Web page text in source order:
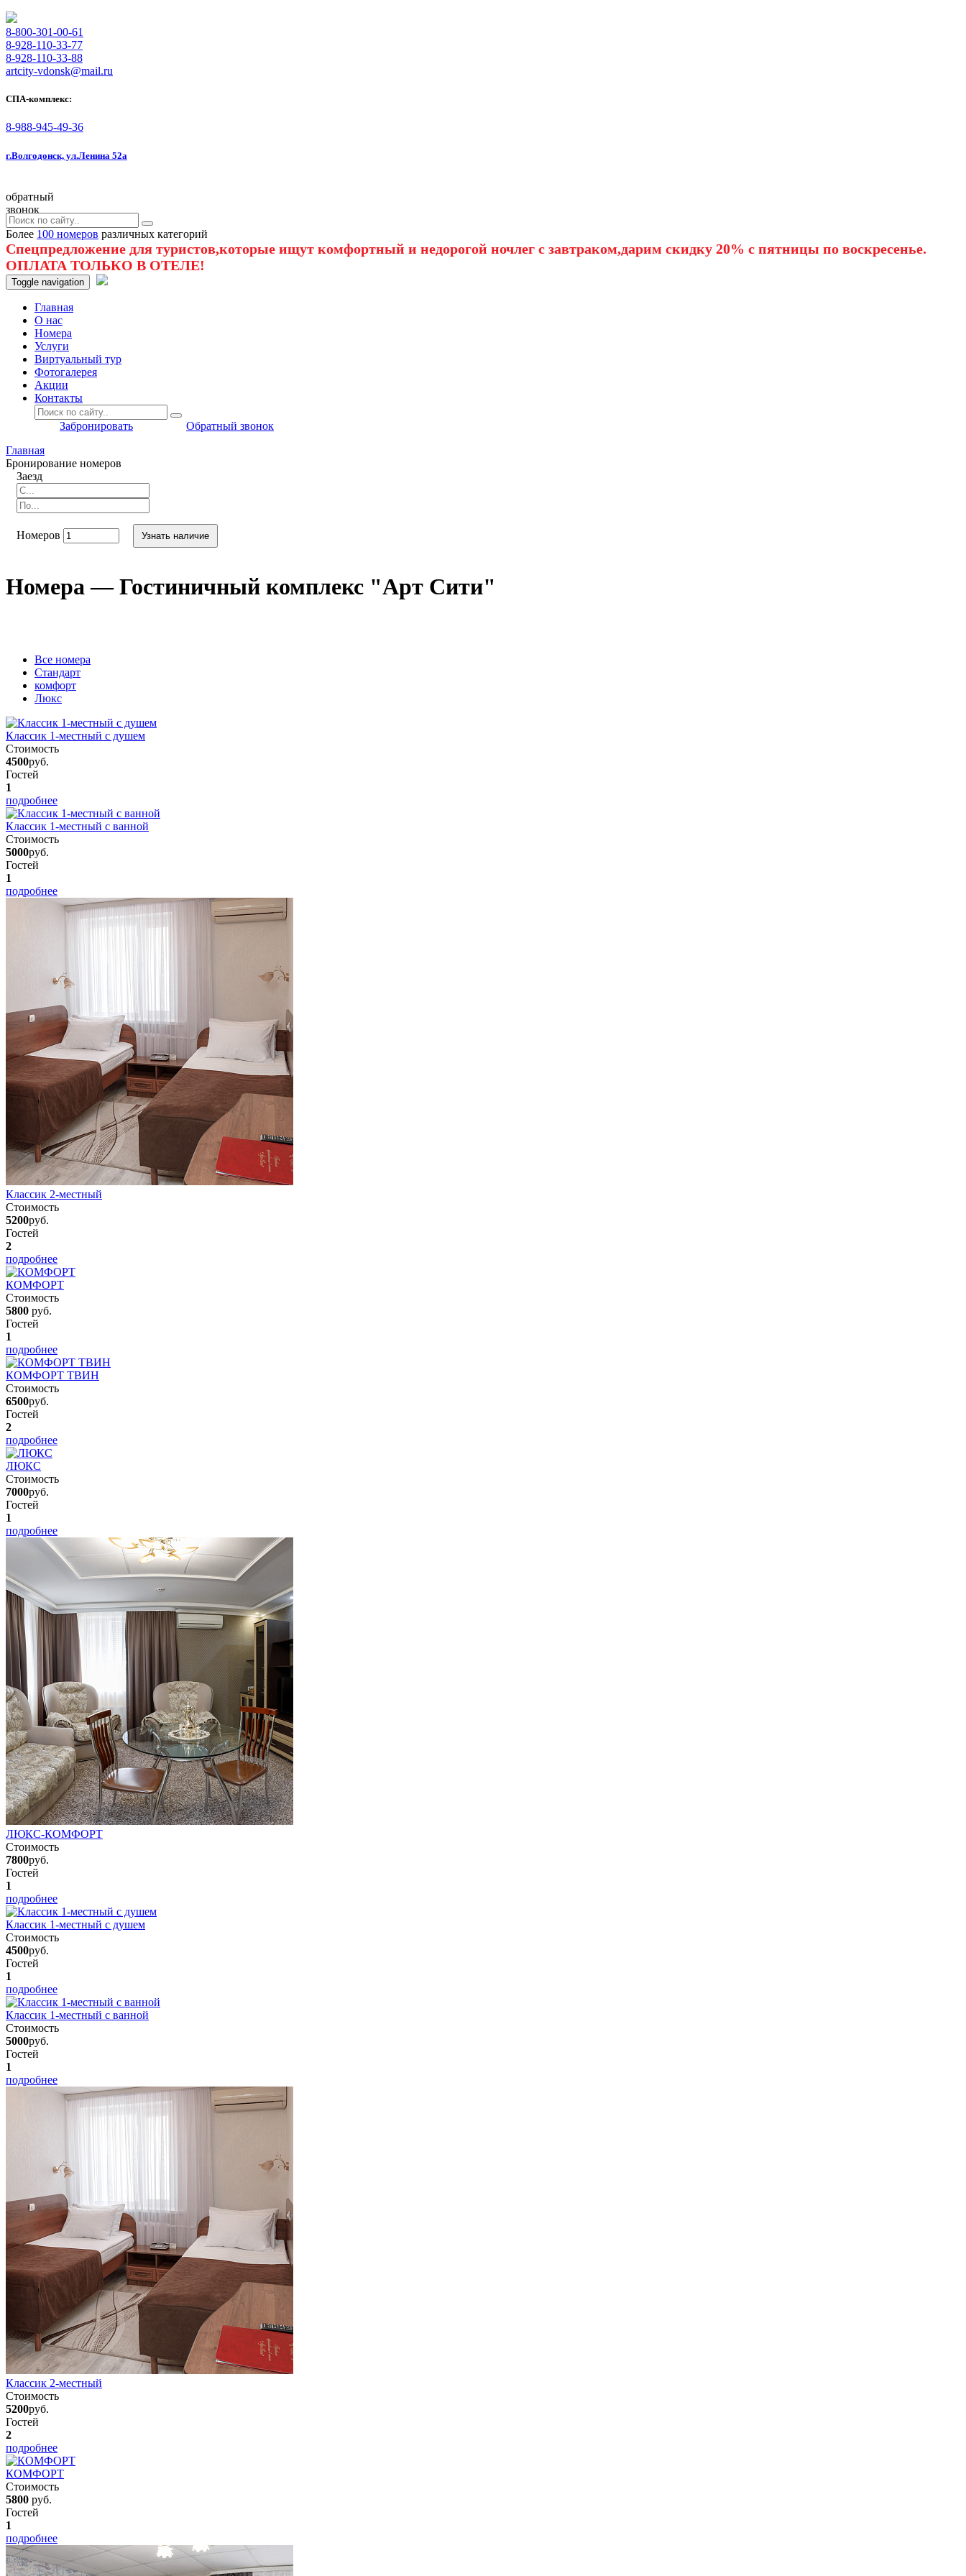
8-800-301-00-61
8-928-110-33-77
8-928-110-33-88
artcity-vdonsk@mail.ru
СПА-комплекс:
8-988-945-49-36
г.Волгодонск, ул.Ленина 52а
обратный
звонок
Более 100 номеров различных категорий
Спецпредложение для туристов,которые ищут комфортный и недорогой ночлег с завтраком,дарим скидку 20% с пятницы по воскресенье.
ОПЛАТА ТОЛЬКО В ОТЕЛЕ!
Toggle navigation
Главная
O нас
Номера
Услуги
Виртуальный тур
Фотогалерея
Акции
Контакты
Забронировать
Обратный звонок
Главная
Бронирование номеров
Заезд
Номеров Узнать наличие
Номера — Гостиничный комплекс "Арт Сити"
Вcе номера
Стандарт
комфорт
Люкс
Классик 1-местный с душем
Стоимость
4500руб.
Гостей
1
подробнее
Классик 1-местный с ванной
Стоимость
5000руб.
Гостей
1
подробнее
Классик 2-местный
Стоимость
5200руб.
Гостей
2
подробнее
КОМФОРТ
Стоимость
5800 руб.
Гостей
1
подробнее
КОМФОРТ ТВИН
Стоимость
6500руб.
Гостей
2
подробнее
ЛЮКС
Стоимость
7000руб.
Гостей
1
подробнее
ЛЮКС-КОМФОРТ
Стоимость
7800руб.
Гостей
1
подробнее
Классик 1-местный с душем
Стоимость
4500руб.
Гостей
1
подробнее
Классик 1-местный с ванной
Стоимость
5000руб.
Гостей
1
подробнее
Классик 2-местный
Стоимость
5200руб.
Гостей
2
подробнее
КОМФОРТ
Стоимость
5800 руб.
Гостей
1
подробнее